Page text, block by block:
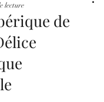
de
lecture